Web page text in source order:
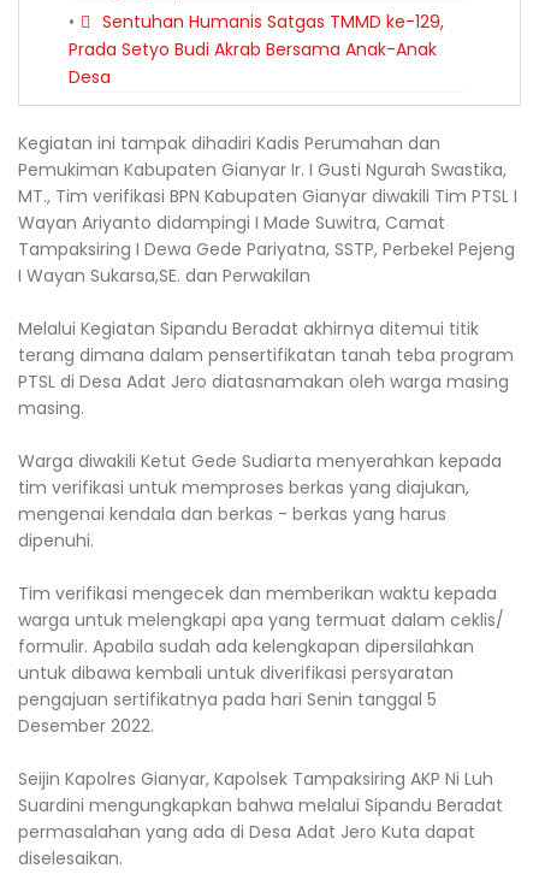
Sentuhan Humanis Satgas TMMD ke-129,
Prada Setyo Budi Akrab Bersama Anak-Anak
Desa
Kegiatan ini tampak dihadiri Kadis Perumahan dan
Pemukiman Kabupaten Gianyar Ir. I Gusti Ngurah Swastika,
MT., Tim verifikasi BPN Kabupaten Gianyar diwakili Tim PTSL I
Wayan Ariyanto didampingi I Made Suwitra, Camat
Tampaksiring I Dewa Gede Pariyatna, SSTP, Perbekel Pejeng
I Wayan Sukarsa,SE. dan Perwakilan
Melalui Kegiatan Sipandu Beradat akhirnya ditemui titik
terang dimana dalam pensertifikatan tanah teba program
PTSL di Desa Adat Jero diatasnamakan oleh warga masing
masing.
Warga diwakili Ketut Gede Sudiarta menyerahkan kepada
tim verifikasi untuk memproses berkas yang diajukan,
mengenai kendala dan berkas - berkas yang harus
dipenuhi.
Tim verifikasi mengecek dan memberikan waktu kepada
warga untuk melengkapi apa yang termuat dalam ceklis/
formulir. Apabila sudah ada kelengkapan dipersilahkan
untuk dibawa kembali untuk diverifikasi persyaratan
pengajuan sertifikatnya pada hari Senin tanggal 5
Desember 2022.
Seijin Kapolres Gianyar, Kapolsek Tampaksiring AKP Ni Luh
Suardini mengungkapkan bahwa melalui Sipandu Beradat
permasalahan yang ada di Desa Adat Jero Kuta dapat
diselesaikan.